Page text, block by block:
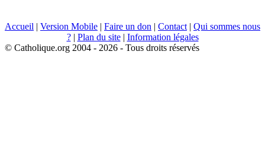
Accueil | Version Mobile | Faire un don | Contact | Qui sommes nous
?| Plan du site| Information légales
© Catholique.org 2004 - 2026 - Tous droits réservés